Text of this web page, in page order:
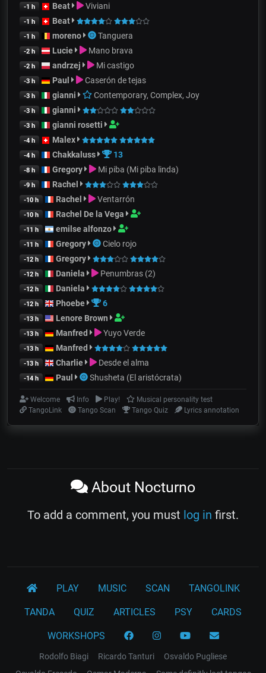
-1 h Beat Viviani
-1 h Beat
-1 h moreno Tanguera
-2 h Lucie Mano brava
-2 h andrzej Mi castigo
-3 h Paul Caserón de tejas
-3 h gianni Contemporary, Complex, Joy
-3 h gianni
-3 h gianni rosetti
-4 h Malex
-4 h Chakkaluss 13
-8 h Gregory Mi piba (Mi piba linda)
-9 h Rachel
-10 h Rachel Ventarrón
-10 h Rachel De la Vega
-11 h emilse alfonzo
-11 h Gregory Cielo rojo
-12 h Gregory
-12 h Daniela Penumbras (2)
-12 h Daniela
-12 h Phoebe 6
-13 h Lenore Brown
-13 h Manfred Yuyo Verde
-13 h Manfred
-13 h Charlie Desde el alma
-14 h Paul Shusheta (El aristócrata)
Welcome Info Play!
Musical personality test
TangoLink
Tango Scan Tango Quiz Lyrics annotation
About Nocturno
To add a comment, you must log in first.
PLAY MUSIC SCAN TANGOLINK
TANDA QUIZ ARTICLES PSY CARDS
WORKSHOPS
Rodolfo Biagi Ricardo Tanturi
Osvaldo Pugliese